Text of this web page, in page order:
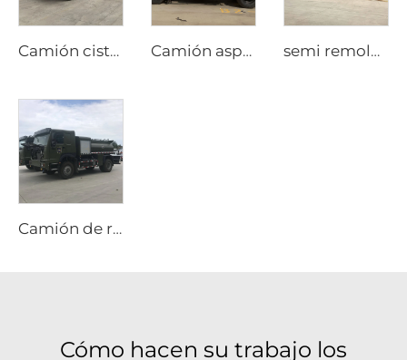
Camión cisterna FAW 6x4 Camión aspirador de residuos Beiben de 8000 litros semi remolque de tanque de aluminio de 3 ejes
Camión de repostaje de helicópteros todoterreno 4x4 (Sinotruk HOWO Tracción en Todas las Ruedas)
Cómo hacen su trabajo los